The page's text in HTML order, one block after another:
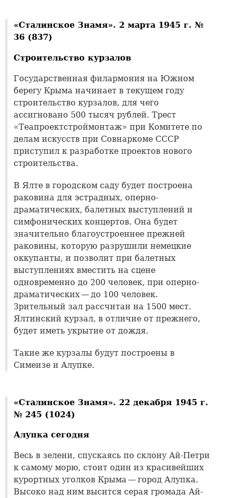
«Сталинское Знамя». 2 марта 1945 г. №
36 (837)
Строительство курзалов
Государственная филармония на Южном
берегу Крыма начинает в текущем году
строительство курзалов, для чего
ассигновано 500 тысяч рублей. Трест
«Теапроектстроймонтаж» при Комитете по
делам искусств при Совнаркоме СССР
приступил к разработке проектов нового
строительства.
В Ялте в городском саду будет построена
раковина для эстрадных, оперно-
драматических, балетных выступлений и
симфонических концертов. Она будет
значительно благоустроеннее прежней
раковины, которую разрушили немецкие
оккупанты, и позволит при балетных
выступлениях вместить на сцене
одновременно до 200 человек, при оперно-
драматических — до 100 человек.
Зрительный зал рассчитан на 1500 мест.
Ялтинский курзал, в отличие от прежнего,
будет иметь укрытие от дождя.
Такие же курзалы будут построены в
Симеизе и Алупке.
«Сталинское Знамя». 22 декабря 1945 г.
№ 245 (1024)
Алупка сегодня
Весь в зелени, спускаясь по склону Ай-Петри
к самому морю, стоит один из красивейших
курортных уголков Крыма — город Алупка.
Высоко над ним высится серая громада Ай-